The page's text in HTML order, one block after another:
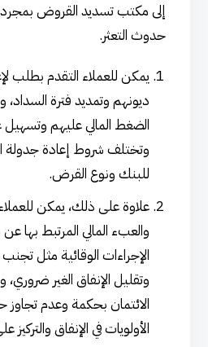
إلى مكتب تسديد القروض بمجرد
حدوث التعثر.
يمكن للعملاء التقدم بطلب
ديونهم وتمديد فترة
الضغط المالي عليهم وتسهيل
وتختلف شروط إعادة جدولة
للبنك ونوع القرض.
علاوة على ذلك، يمكن
والعبء المالي المرتبط بها
الإجراءات الوقائية مثل تجنب
وتقليل الإنفاق الغير
الائتمان بحكمة وعدم تجاوز
الأولويات في الإنفاق والتركيز